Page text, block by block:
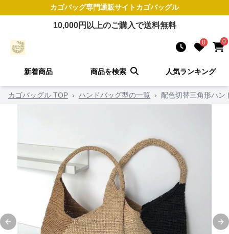
カゴバッグ専門通販サイトカゴバッグル
10,000円以上のご購入で送料無料
0 0
新着商品 商品を検索 人気ランキング
カゴバッグル TOP › ハンドバッグ型の一覧 › 配色切替三角形ハン
Previous slide